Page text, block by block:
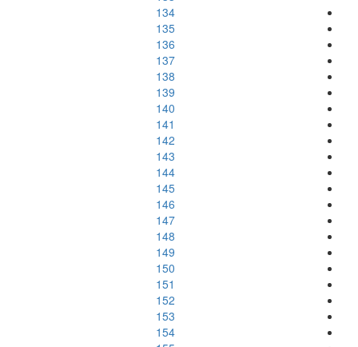
134
135
136
137
138
139
140
141
142
143
144
145
146
147
148
149
150
151
152
153
154